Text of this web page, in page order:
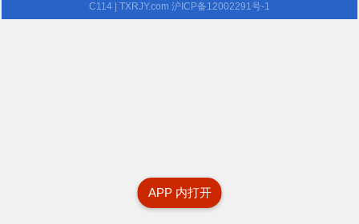
APP 内打开
C114 | TXRJY.com 沪ICP备12002291号-1